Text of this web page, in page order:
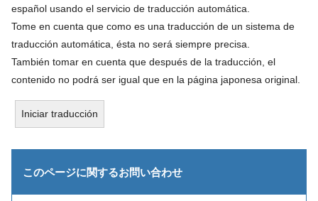
español usando el servicio de traducción automática.
Tome en cuenta que como es una traducción de un sistema de
traducción automática, ésta no será siempre precisa.
También tomar en cuenta que después de la traducción, el
contenido no podrá ser igual que en la página japonesa original.
Iniciar traducción
このページに関するお問い合わせ